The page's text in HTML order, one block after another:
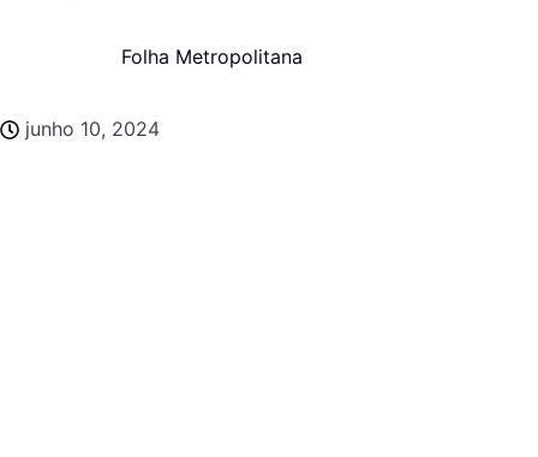
Folha Metropolitana
junho 10, 2024